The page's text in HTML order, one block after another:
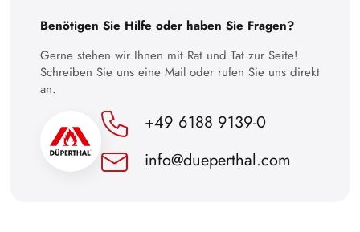
Benötigen Sie Hilfe oder haben Sie Fragen?
Gerne stehen wir Ihnen mit Rat und Tat zur Seite!
Schreiben Sie uns eine Mail oder rufen Sie uns direkt
an.
+49 6188 9139-0
info@dueperthal.com